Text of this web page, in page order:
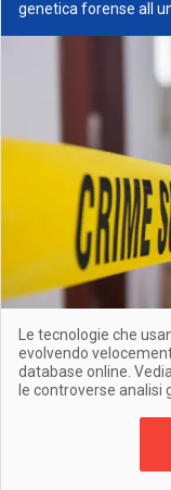
genetica forense all
Le tecnologie che
evolvendo
database online.
le controverse analisi